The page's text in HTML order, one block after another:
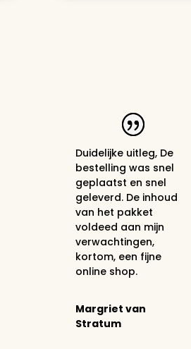
Duidelijke uitleg, De
bestelling was snel
geplaatst en snel
geleverd. De inhoud
van het pakket
voldeed aan mijn
verwachtingen,
kortom, een fijne
online shop.
Margriet van
Stratum